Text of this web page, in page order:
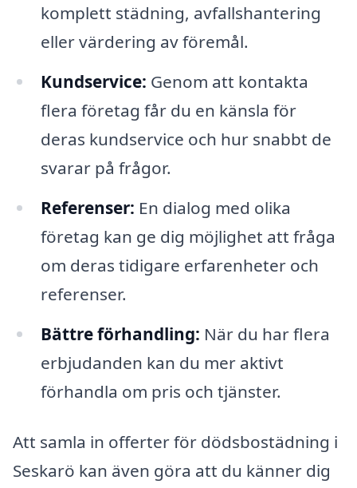
komplett städning, avfallshantering
eller värdering av föremål.
Kundservice: Genom att kontakta
flera företag får du en känsla för
deras kundservice och hur snabbt de
svarar på frågor.
Referenser: En dialog med olika
företag kan ge dig möjlighet att fråga
om deras tidigare erfarenheter och
referenser.
Bättre förhandling: När du har flera
erbjudanden kan du mer aktivt
förhandla om pris och tjänster.
Att samla in offerter för dödsbostädning i
Seskarö kan även göra att du känner dig